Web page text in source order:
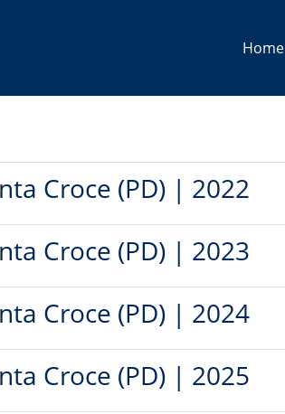
Home
Croce (PD) | 2022
Croce (PD) | 2023
Croce (PD) | 2024
Croce (PD) | 2025